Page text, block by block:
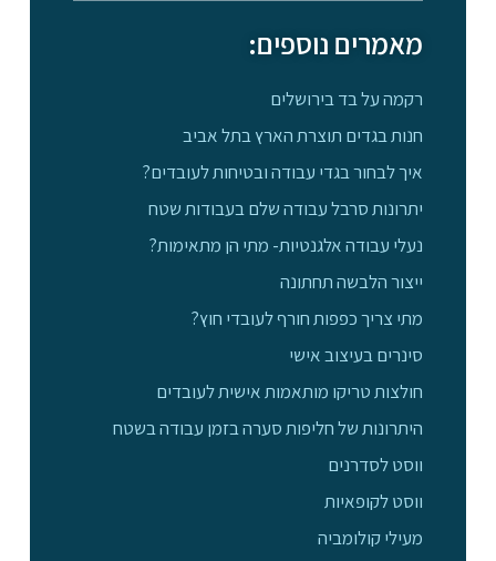
מאמרים נוספים:
רקמה על בד בירושלים
חנות בגדים תוצרת הארץ בתל אביב
איך לבחור בגדי עבודה ובטיחות לעובדים?
יתרונות סרבל עבודה שלם בעבודות שטח
נעלי עבודה אלגנטיות- מתי הן מתאימות?
ייצור הלבשה תחתונה
מתי צריך כפפות חורף לעובדי חוץ?
סינרים בעיצוב אישי
חולצות טריקו מותאמות אישית לעובדים
היתרונות של חליפות סערה בזמן עבודה בשטח
ווסט לסדרנים
ווסט לקופאיות
מעילי קולומביה